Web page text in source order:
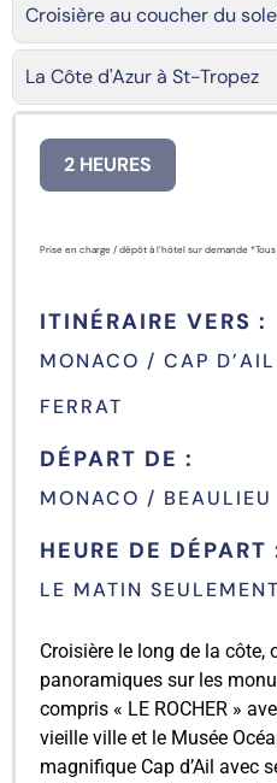
Croisière au coucher du
La Côte d'Azur à St-Tropez
2 HEURES
Prise en charge / dépôt à l’hôtel sur demande
ITINÉRAIRE VERS :
MONACO / CAP
FERRAT
DÉPART DE :
MONACO /
HEURE DE DÉPART
LE MATIN
Croisière le long de la côte,
panoramiques sur les
compris « LE ROCHER »
vieille ville et le Musée
magnifique Cap d’Ail avec